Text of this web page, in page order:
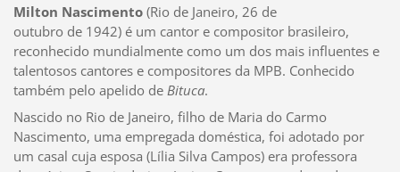
Milton Nascimento(Rio de Janeiro, 26 de
outubro de 1942) é um cantor e compositor brasileiro,
reconhecido mundialmente como um dos mais influentes e
talentosos cantores e compositores da MPB. Conhecido
também pelo apelido de Bituca.
Nascido no Rio de Janeiro, filho de Maria do Carmo
Nascimento, uma empregada doméstica, foi adotado por
um casal cuja esposa (Lília Silva Campos) era professora